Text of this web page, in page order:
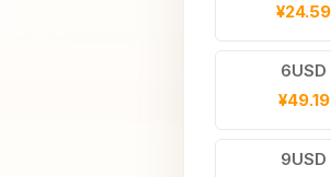
¥24.59
6USD
¥49.19
9USD